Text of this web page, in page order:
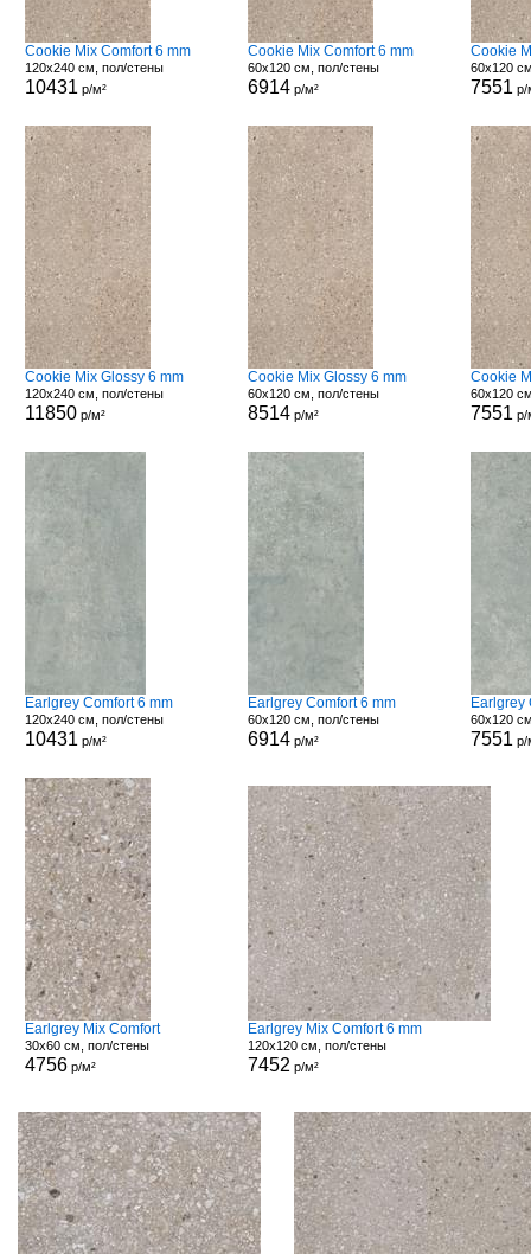
Cookie Mix Comfort 6 mm
120x240 см, пол/стены
10431 р/м²
Cookie Mix Comfort 6 mm
60x120 см, пол/стены
6914 р/м²
Cookie
60x120
7551 р/
Cookie Mix Glossy 6 mm
120x240 см, пол/стены
11850р/м²
Cookie Mix Glossy 6 mm
60x120 см, пол/стены
8514 р/м²
Cookie
60x120
7551 р/
Earlgrey Comfort 6 mm
120x240 см, пол/стены
10431 р/м²
Earlgrey Comfort 6 mm
60x120 см, пол/стены
6914 р/м²
Earlgrey
60x120
7551 р/
Earlgrey Mix Comfort
30x60 см, пол/стены
4756р/м²
Earlgrey Mix Comfort 6 mm
120x120 см, пол/стены
7452 р/м²